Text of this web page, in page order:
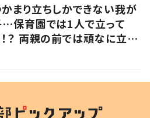
まり立ちしかできない我が
保育園では1人で立って
？ 両親の前では頑なに立た